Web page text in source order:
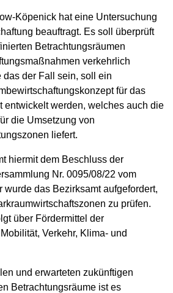
Köpenick hat eine Untersuchung
beauftragt. Es soll überprüft
Betrachtungsräumen
verkehrlich
das der Fall sein, soll ein
für das
entwickelt werden, welches auch die
die Umsetzung von
liefert.
hiermit dem Beschluss der
Nr. 0095/08/22 vom
wurde das Bezirksamt aufgefordert,
zu prüfen.
über Fördermittel der
Verkehr, Klima- und
und erwarteten zukünftigen
Betrachtungsräume ist es